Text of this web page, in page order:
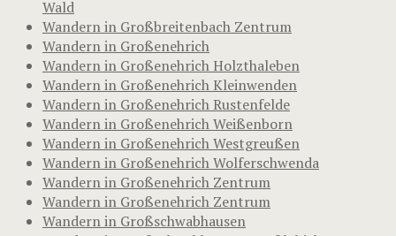
Wald
Wandern in Großbreitenbach Zentrum
Wandern in Großenehrich
Wandern in Großenehrich Holzthaleben
Wandern in Großenehrich Kleinwenden
Wandern in Großenehrich Rustenfelde
Wandern in Großenehrich Weißenborn
Wandern in Großenehrich Westgreußen
Wandern in Großenehrich Wolferschwenda
Wandern in Großenehrich Zentrum
Wandern in Großenehrich Zentrum
Wandern in Großschwabhausen